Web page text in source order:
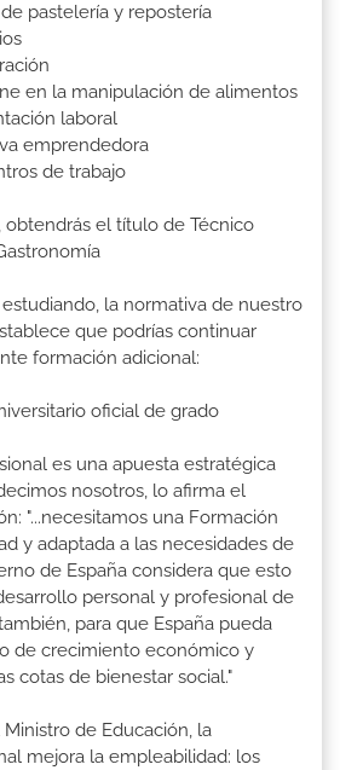
pastelería y repostería
en la manipulación de alimentos
laboral
emprendedora
de trabajo
el título de Técnico
la normativa de nuestro
que podrías continuar
formación adicional:
oficial de grado
es una apuesta estratégica
nosotros, lo afirma el
"...necesitamos una Formación
y adaptada a las necesidades de
de España considera que esto
personal y profesional de
para que España pueda
de crecimiento económico y
cotas de bienestar social."
de Educación, la
mejora la empleabilidad: los